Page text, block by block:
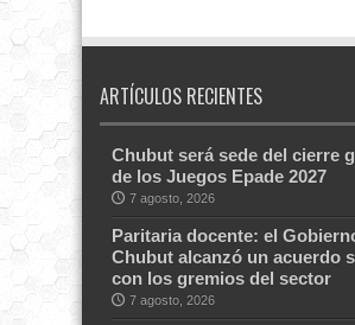
ARTÍCULOS RECIENTES
Chubut será sede del cierre
de los Juegos Epade 2027
7 agosto, 2026
Paritaria docente: el
Chubut alcanzó un acuerdo
con los gremios del sector
7 agosto, 2026